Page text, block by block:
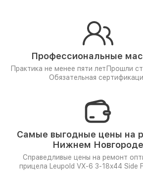
Профессиональные
Практика не менее пяти лет Прошли
Обязательная
Самые выгодные цены на
Нижнем Новгороде
Справедливые цены на ремонт
прицела Leupold VX-6 3-18x44 Side